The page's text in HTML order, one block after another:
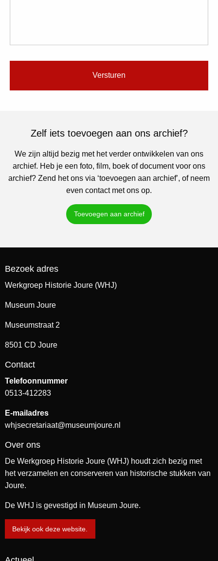
Zelf iets toevoegen aan ons archief?
We zijn altijd bezig met het verder ontwikkelen van ons
archief. Heb je een foto, film, boek of document voor ons
archief? Zend het ons via ‘toevoegen aan archief’, of neem
even contact met ons op.
Toevoegen aan archief
Bezoek adres
Werkgroep Historie Joure (WHJ)
Museum Joure
Museumstraat 2
8501 CD Joure
Contact
Telefoonnummer
0513-412283
E-mailadres
whjsecretariaat@museumjoure.nl
Over ons
De Werkgroep Historie Joure (WHJ) houdt zich bezig met
het verzamelen en conserveren van historische stukken van
Joure.
De WHJ is gevestigd in Museum Joure.
Bekijk ook deze website.